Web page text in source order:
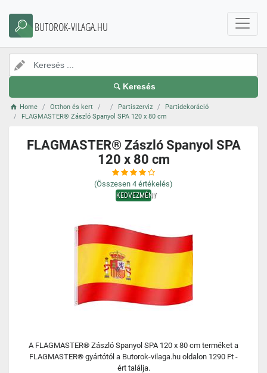
BUTOROK-VILAGA.HU
Keresés
Home Otthon és kert Partiszerviz
Partidekoráció
FLAGMASTER® Zászló Spanyol SPA 120 x 80 cm
FLAGMASTER® Zászló Spanyol SPA
120 x 80 cm
(Összesen 4 értékelés)
KEDVEZMÉNY
A FLAGMASTER® Zászló Spanyol SPA 120 x 80 cm terméket a
FLAGMASTER® gyártótól a Butorok-vilaga.hu oldalon 1290 Ft -
ért találja.